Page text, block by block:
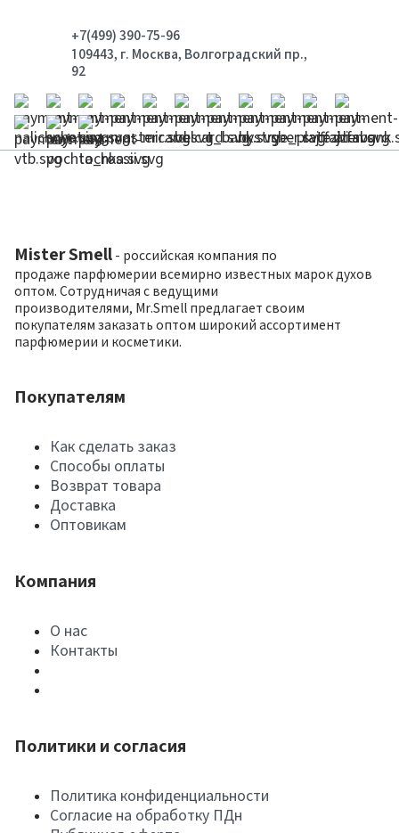
+7(499) 390-75-96
109443, г. Москва, Волгоградский пр.,
92
Mister Smell - российская компания по
продаже парфюмерии всемирно известных марок духов
оптом. Сотрудничая с ведущими
производителями, Mr.Smell предлагает своим
покупателям заказать оптом широкий ассортимент
парфюмерии и косметики.
Покупателям
Как сделать заказ
Способы оплаты
Возврат товара
Доставка
Оптовикам
Компания
О нас
Контакты
Политики и согласия
Политика конфиденциальности
Согласие на обработку ПДн